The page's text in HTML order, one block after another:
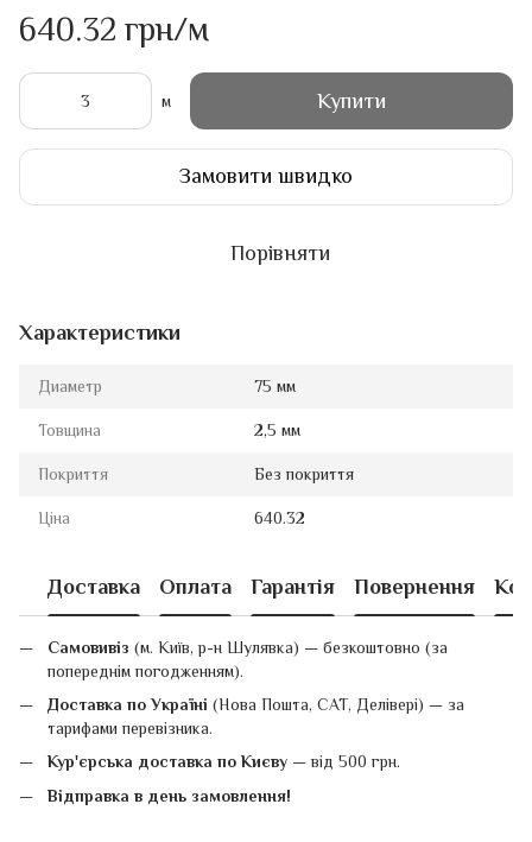
640.32 грн/м
м Купити
Замовити швидко
Порівняти
Характеристики
Диаметр 75 мм
Товщина 2,5 мм
Покриття Без покриття
Ціна 640.32
Доставка Оплата Гарантія Повернення
Самовивіз (м. Київ, р-н Шулявка) — безкоштовно (за
попереднім погодженням).
Доставка по Україні (Нова Пошта, САТ, Делівері) — за
тарифами перевізника.
Кур'єрська доставка по Києву — від 500 грн.
Відправка в день замовлення!